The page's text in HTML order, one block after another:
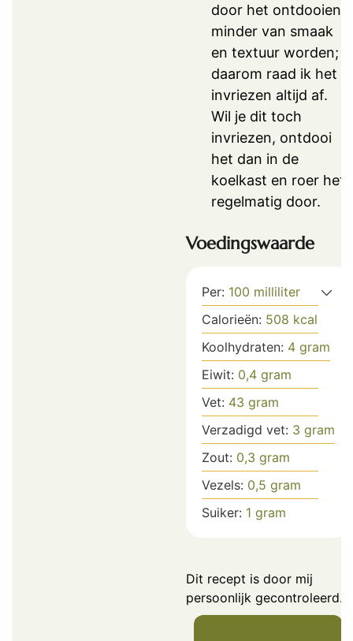
door het ontdooien
minder van smaak
en textuur worden;
daarom raad ik het
invriezen altijd af.
Wil je dit toch
invriezen, ontdooi
het dan in de
koelkast en roer het
regelmatig door.
Voedingswaarde
Per: 100 milliliter
Calorieën: 508 kcal
Koolhydraten: 4 gram
Eiwit: 0,4 gram
Vet: 43 gram
Verzadigd vet: 3 gram
Zout: 0,3 gram
Vezels: 0,5 gram
Suiker: 1 gram
Dit recept is door mij
persoonlijk gecontroleerd.